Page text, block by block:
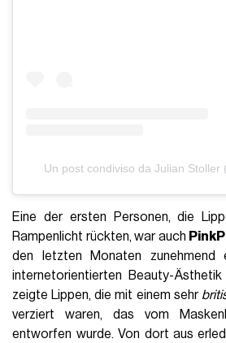
Un post condiviso da Julian Stoller
Eine der ersten Personen, die
Rampenlicht rückten, war auch
den letzten Monaten zunehmend
internetorientierten Beauty-
zeigte Lippen, die mit einem sehr
verziert waren, das vom
entworfen wurde. Von dort aus